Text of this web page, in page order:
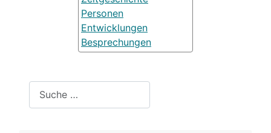
Personen
Entwicklungen
Besprechungen